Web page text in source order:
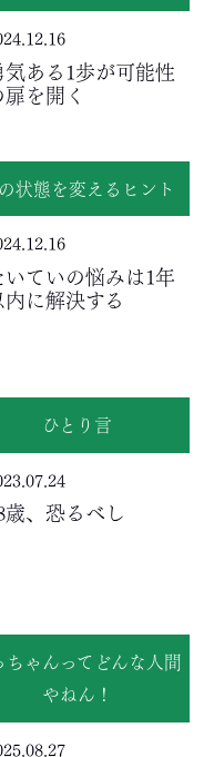
気ある1歩が可能性
扉を開く
状態を変えるヒント
いていの悩みは1年
内に解決する
ひとり言
歳、恐るべし
ちゃんってどんな人間
やねん！